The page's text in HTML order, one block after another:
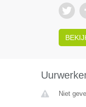
Niet